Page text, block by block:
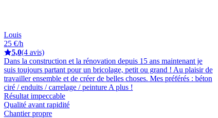
Louis
25 €/h
5,0(4 avis)
Dans la construction et la rénovation depuis 15 ans maintenant je
suis toujours partant pour un bricolage, petit ou grand ! Au plaisir de
travailler ensemble et de créer de belles choses. Mes préférés : béton
ciré / enduits / carrelage / peinture A plus !
Résultat impeccable
Qualité avant rapidité
Chantier propre